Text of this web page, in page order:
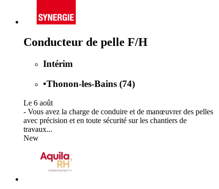
Conducteur de pelle F/H
Intérim
•Thonon-les-Bains (74)
Le 6 août
- Vous avez la charge de conduire et de manœuvrer des pelles
avec précision et en toute sécurité sur les chantiers de
travaux...
New